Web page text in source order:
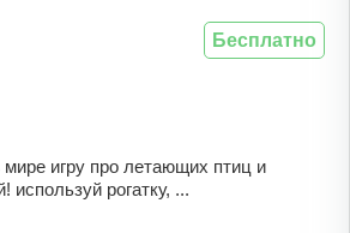
игру про летающих птиц и
рогатку, ...
Бесплатно